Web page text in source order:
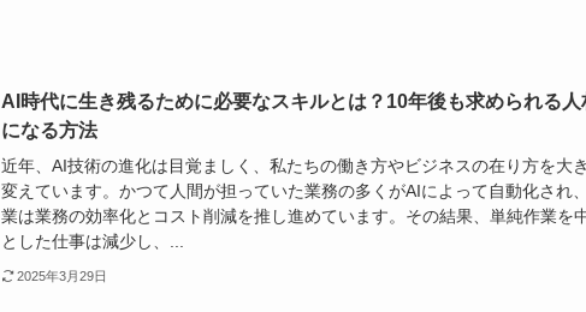
AI時代に生き残るために必要なスキルとは？10年後も求められる人
になる方法
近年、AI技術の進化は目覚ましく、私たちの働き方やビジネスの在り方を大
変えています。かつて人間が担っていた業務の多くがAIによって自動化され
業は業務の効率化とコスト削減を推し進めています。その結果、単純作業を
とした仕事は減少し、...
2025年3月29日